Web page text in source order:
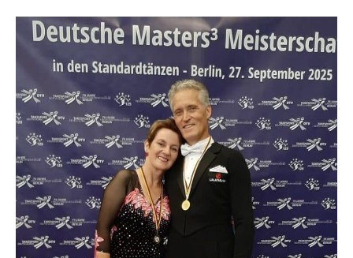
Masters-
III-
Standard
für
Annett
und
Thomas
Naumann